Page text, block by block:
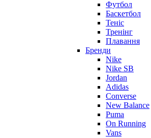
Футбол
Баскетбол
Теніс
Тренінг
Плавання
Бренди
Nike
Nike SB
Jordan
Adidas
Converse
New Balance
Puma
On Running
Vans